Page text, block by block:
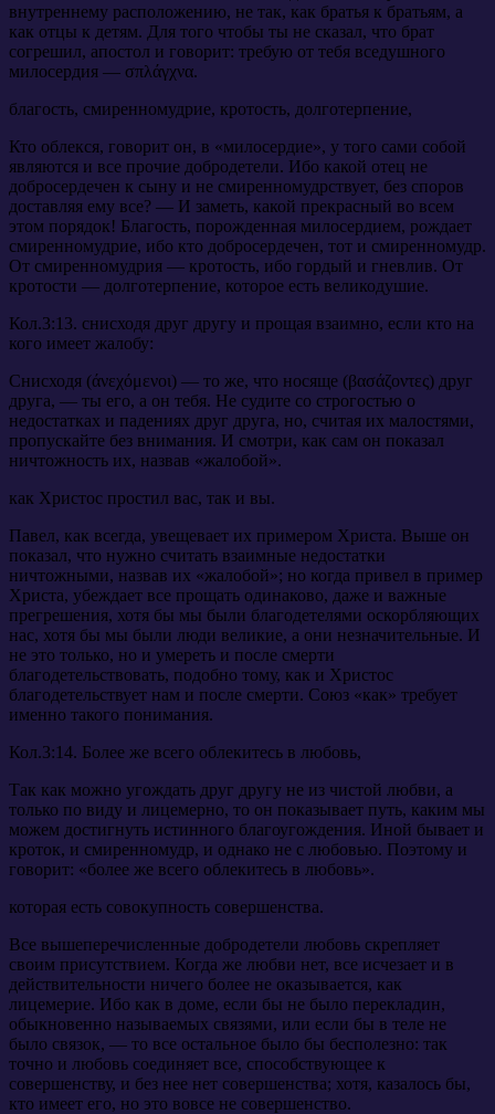
внутреннему расположению, не так, как братья к братьям, а
как отцы к детям. Для того чтобы ты не сказал, что брат
согрешил, апостол и говорит: требую от тебя вседушного
милосердия — σπλάγχνα.
благость, смиренномудрие, кротость, долготерпение,
Кто облекся, говорит он, в «милосердие», у того сами собой
являются и все прочие добродетели. Ибо какой отец не
добросердечен к сыну и не смиренномудрствует, без споров
доставляя ему все? — И заметь, какой прекрасный во всем
этом порядок! Благость, порожденная милосердием, рождает
смиренномудрие, ибо кто добросердечен, тот и смиренномудр.
От смиренномудрия — кротость, ибо гордый и гневлив. От
кротости — долготерпение, которое есть великодушие.
Кол.3:13. снисходя друг другу и прощая взаимно, если кто на
кого имеет жалобу:
Снисходя (άνεχόμενοι) — то же, что носяще (βασάζοντες) друг
друга, — ты его, а он тебя. Не судите со строгостью о
недостатках и падениях друг друга, но, считая их малостями,
пропускайте без внимания. И смотри, как сам он показал
ничтожность их, назвав «жалобой».
как Христос простил вас, так и вы.
Павел, как всегда, увещевает их примером Христа. Выше он
показал, что нужно считать взаимные недостатки
ничтожными, назвав их «жалобой»; но когда привел в пример
Христа, убеждает все прощать одинаково, даже и важные
прегрешения, хотя бы мы были благодетелями оскорбляющих
нас, хотя бы мы были люди великие, а они незначительные. И
не это только, но и умереть и после смерти
благодетельствовать, подобно тому, как и Христос
благодетельствует нам и после смерти. Союз «как» требует
именно такого понимания.
Кол.3:14. Более же всего облекитесь в любовь,
Так как можно угождать друг другу не из чистой любви, а
только по виду и лицемерно, то он показывает путь, каким мы
можем достигнуть истинного благоугождения. Иной бывает и
кроток, и смиренномудр, и однако не с любовью. Поэтому и
говорит: «более же всего облекитесь в любовь».
которая есть совокупность совершенства.
Все вышеперечисленные добродетели любовь скрепляет
своим присутствием. Когда же любви нет, все исчезает и в
действительности ничего более не оказывается, как
лицемерие. Ибо как в доме, если бы не было перекладин,
обыкновенно называемых связями, или если бы в теле не
было связок, — то все остальное было бы бесполезно: так
точно и любовь соединяет все, способствующее к
совершенству, и без нее нет совершенства; хотя, казалось бы,
кто имеет его, но это вовсе не совершенство.